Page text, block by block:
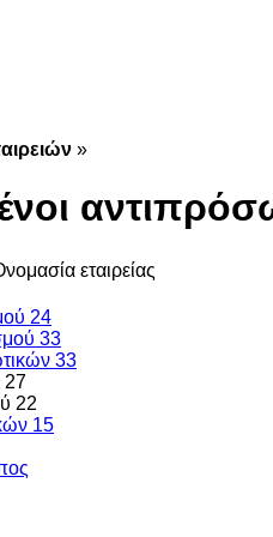
»
εταιρείας
24
33
33
27
22
15